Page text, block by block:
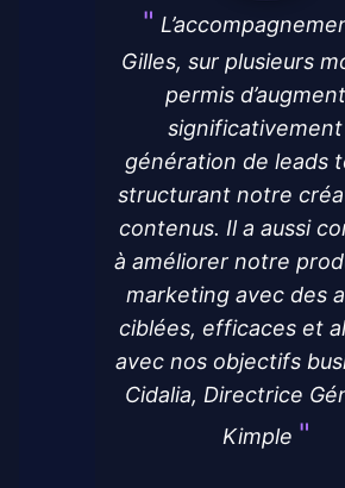
Gilles, sur plusieurs
permis
significativement
génération de leads
structurant notre
contenus. Il a aussi
à améliorer notre
marketing avec des
ciblées, efficaces et
avec nos objectifs
Cidalia, Directrice
Kimple